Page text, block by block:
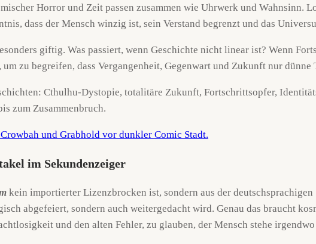
Horror und Zeit passen zusammen wie Uhrwerk und Wahnsinn.
dass der Mensch winzig ist, sein Verstand begrenzt und das
giftig. Was passiert, wenn Geschichte nicht linear ist? Wenn
zu begreifen, dass Vergangenheit, Gegenwart und Zukunft nur dünne
Cthulhu-Dystopie, totalitäre Zukunft, Fortschrittsopfer,
zum Zusammenbruch.
im Sekundenzeiger
kein importierter Lizenzbrocken ist, sondern aus der deutschsprachigen
abgefeiert, sondern auch weitergedacht wird. Genau das braucht
und den alten Fehler, zu glauben, der Mensch stehe